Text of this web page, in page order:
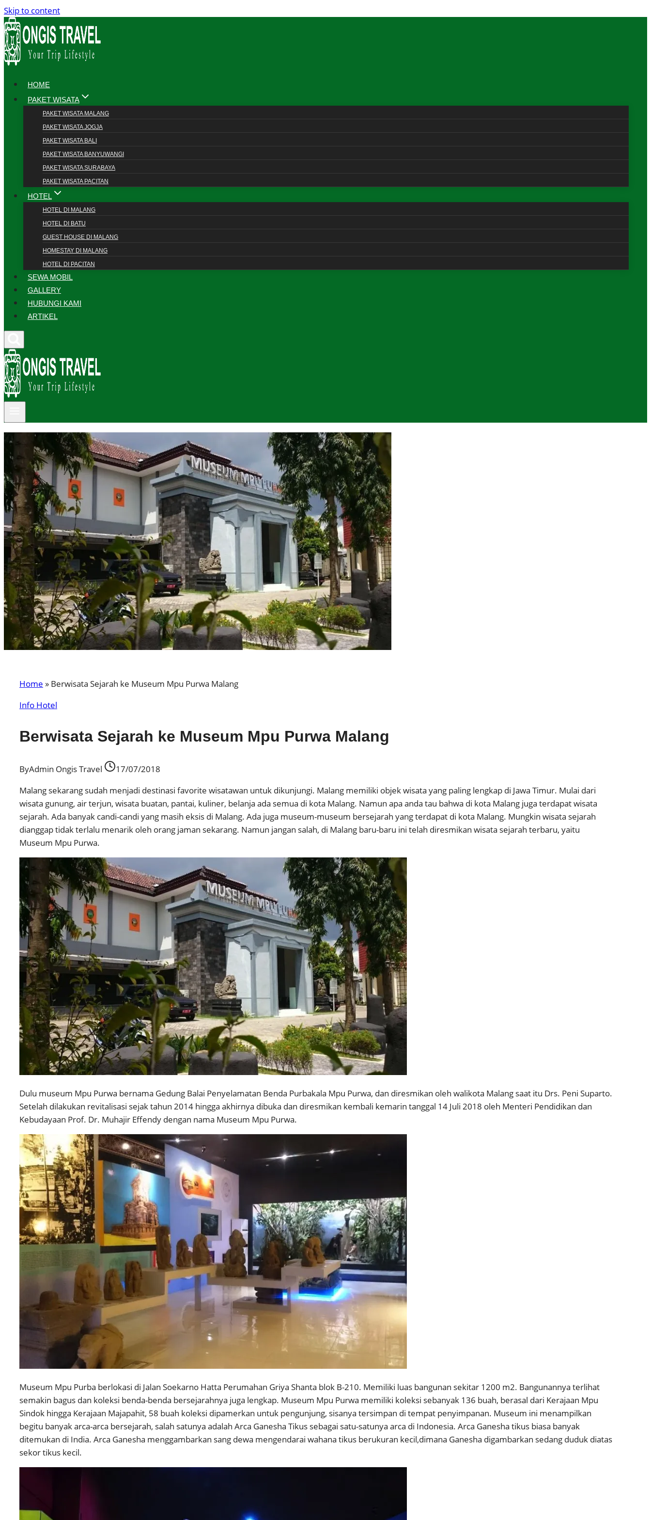
Skip to content
HOME
PAKET WISATA
PAKET WISATA MALANG
PAKET WISATA JOGJA
PAKET WISATA BALI
PAKET WISATA BANYUWANGI
PAKET WISATA SURABAYA
PAKET WISATA PACITAN
HOTEL
HOTEL DI MALANG
HOTEL DI BATU
GUEST HOUSE DI MALANG
HOMESTAY DI MALANG
HOTEL DI PACITAN
SEWA MOBIL
GALLERY
HUBUNGI KAMI
ARTIKEL
Home » Berwisata Sejarah ke Museum Mpu Purwa Malang
Info Hotel
Berwisata Sejarah ke Museum Mpu Purwa Malang
ByAdmin Ongis Travel
17/07/2018
Malang sekarang sudah menjadi destinasi favorite wisatawan untuk dikunjungi. Malang memiliki objek wisata yang paling lengkap di Jawa Timur. Mulai dari
wisata gunung, air terjun, wisata buatan, pantai, kuliner, belanja ada semua di kota Malang. Namun apa anda tau bahwa di kota Malang juga terdapat wisata
sejarah. Ada banyak candi-candi yang masih eksis di Malang. Ada juga museum-museum bersejarah yang terdapat di kota Malang. Mungkin wisata sejarah
dianggap tidak terlalu menarik oleh orang jaman sekarang. Namun jangan salah, di Malang baru-baru ini telah diresmikan wisata sejarah terbaru, yaitu
Museum Mpu Purwa.
Dulu museum Mpu Purwa bernama Gedung Balai Penyelamatan Benda Purbakala Mpu Purwa, dan diresmikan oleh walikota Malang saat itu Drs. Peni Suparto.
Setelah dilakukan revitalisasi sejak tahun 2014 hingga akhirnya dibuka dan diresmikan kembali kemarin tanggal 14 Juli 2018 oleh Menteri Pendidikan dan
Kebudayaan Prof. Dr. Muhajir Effendy dengan nama Museum Mpu Purwa.
Museum Mpu Purba berlokasi di Jalan Soekarno Hatta Perumahan Griya Shanta blok B-210. Memiliki luas bangunan sekitar 1200 m2. Bangunannya terlihat
semakin bagus dan koleksi benda-benda bersejarahnya juga lengkap. Museum Mpu Purwa memiliki koleksi sebanyak 136 buah, berasal dari Kerajaan Mpu
Sindok hingga Kerajaan Majapahit, 58 buah koleksi dipamerkan untuk pengunjung, sisanya tersimpan di tempat penyimpanan. Museum ini menampilkan
begitu banyak arca-arca bersejarah, salah satunya adalah Arca Ganesha Tikus sebagai satu-satunya arca di Indonesia. Arca Ganesha tikus biasa banyak
ditemukan di India. Arca Ganesha menggambarkan sang dewa mengendarai wahana tikus berukuran kecil,dimana Ganesha digambarkan sedang duduk diatas
sekor tikus kecil.